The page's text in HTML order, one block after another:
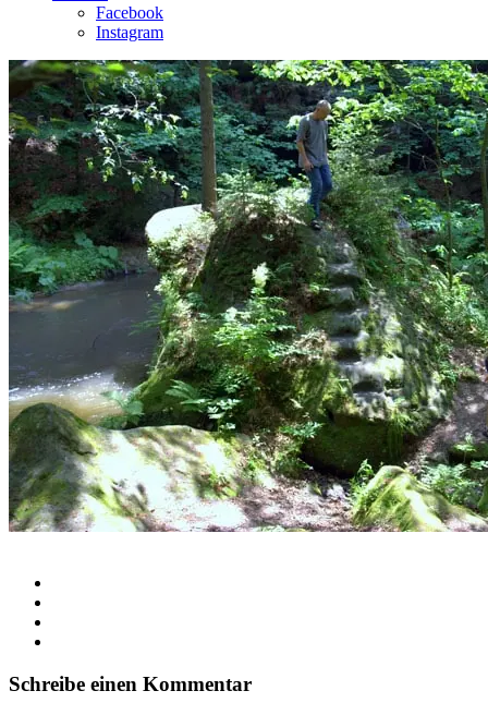
Facebook
Instagram
Schreibe einen Kommentar